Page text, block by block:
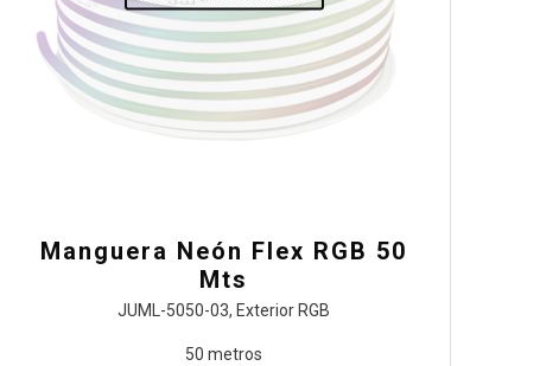
Manguera Neón Flex RGB 50
Mts
JUML-5050-03, Exterior RGB
50 metros